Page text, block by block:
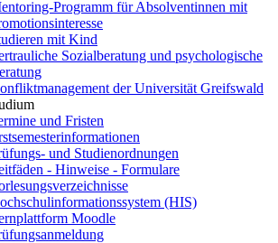
Programm für Absolventinnen mit
mit Kind
Sozialberatung und psychologische
der Universität Greifswald
und Fristen
und Studienordnungen
- Hinweise - Formulare
(HIS)
Moodle